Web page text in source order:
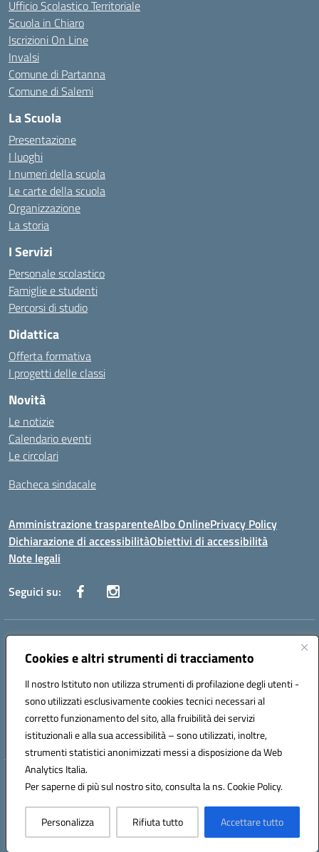
Cookies e altri strumenti di tracciamento
Il nostro Istituto non utilizza strumenti di profilazione degli utenti -
sono utilizzati esclusivamente cookies tecnici necessari al
corretto funzionamento del sito, alla fruibilità dei servizi
istituzionali e alla sua accessibilità – sono utilizzati, inoltre,
strumenti statistici anonimizzati messi a disposizione da Web
Analytics Italia.
Per saperne di più sul nostro sito, consulta la ns. Cookie Policy.
Personalizza Rifiuta tutto Accettare tutto
Ufficio Scolastico Territoriale
Scuola in Chiaro
Iscrizioni On Line
Invalsi
Comune di Partanna
Comune di Salemi
La Scuola
Presentazione
I luoghi
I numeri della scuola
Le carte della scuola
Organizzazione
La storia
I Servizi
Personale scolastico
Famiglie e studenti
Percorsi di studio
Didattica
Offerta formativa
I progetti delle classi
Novità
Le notizie
Calendario eventi
Le circolari
Bacheca sindacale
Amministrazione trasparenteAlbo OnlinePrivacy Policy
Dichiarazione di accessibilitàObiettivi di accessibilità
Note legali
Seguici su:
Indirizzo:
Centralino:0924 534873 Salemi - 0924534879 Partanna
Posta elettronica certificata (PEC):tpis002005@pec.istruzione.it
Codice fiscale: 90000320813
Codice meccanografico: TPIS002005
Hosting & Powered by 3D Solution S.r.l.
Concept & Design by Designers Italia